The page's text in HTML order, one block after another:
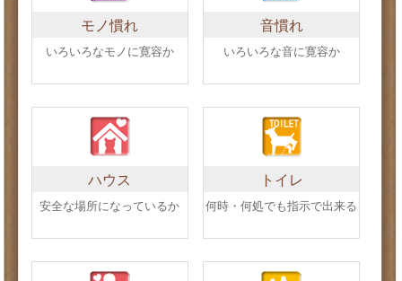
モノ慣れ
いろいろなモノに寛容か
音慣れ
いろいろな音に寛容か
ハウス
安全な場所になっているか
トイレ
何時・何処でも指示で出来る